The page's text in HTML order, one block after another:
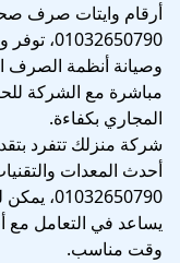
أرقام وايتات صرف
وصيانة أنظمة الصرف
مباشرة مع الشركة
المجاري بكفاءة.
شركة منزلك تتفرد
أحدث المعدات
يساعد في التعامل
وقت مناسب.